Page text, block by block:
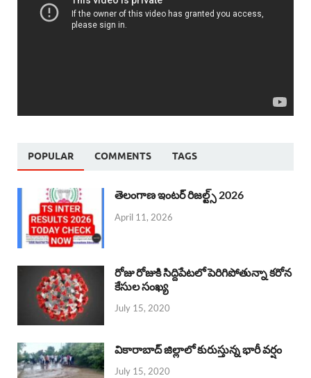
POPULAR COMMENTS TAGS
తెలంగాణ ఇంటర్ రిజల్ట్స్ 2026
April 11, 2026
రోజు రోజుకి సిద్దిపేటలో పెరిగిపోతున్నా కరోన
కేసుల సంఖ్య
July 15, 2020
వికారాబాద్ జిల్లాలో కురుస్తున్న భారీ వర్షం
July 15, 2020